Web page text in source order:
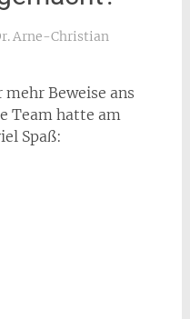
Arne-Christian
Beweise ans
Team hatte am
Spaß: